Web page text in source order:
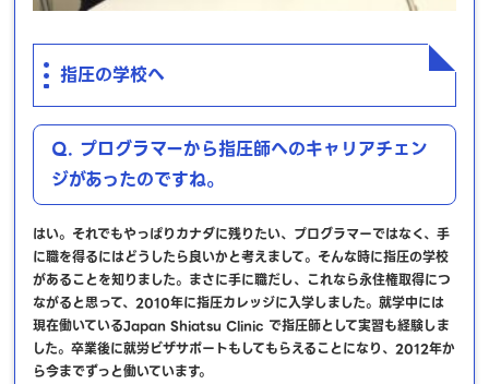
指圧の学校へ
Q. プログラマーから指圧師へのキャリアチェン
ジがあったのですね。
はい。それでもやっぱりカナダに残りたい、プログラマーではなく、手
に職を得るにはどうしたら良いかと考えまして。そんな時に指圧の学校
があることを知りました。まさに手に職だし、これなら永住権取得につ
ながると思って、2010年に指圧カレッジに入学しました。就学中には
現在働いているJapan Shiatsu Clinic で指圧師として実習も経験しま
した。卒業後に就労ビザサポートもしてもらえることになり、2012年か
ら今までずっと働いています。